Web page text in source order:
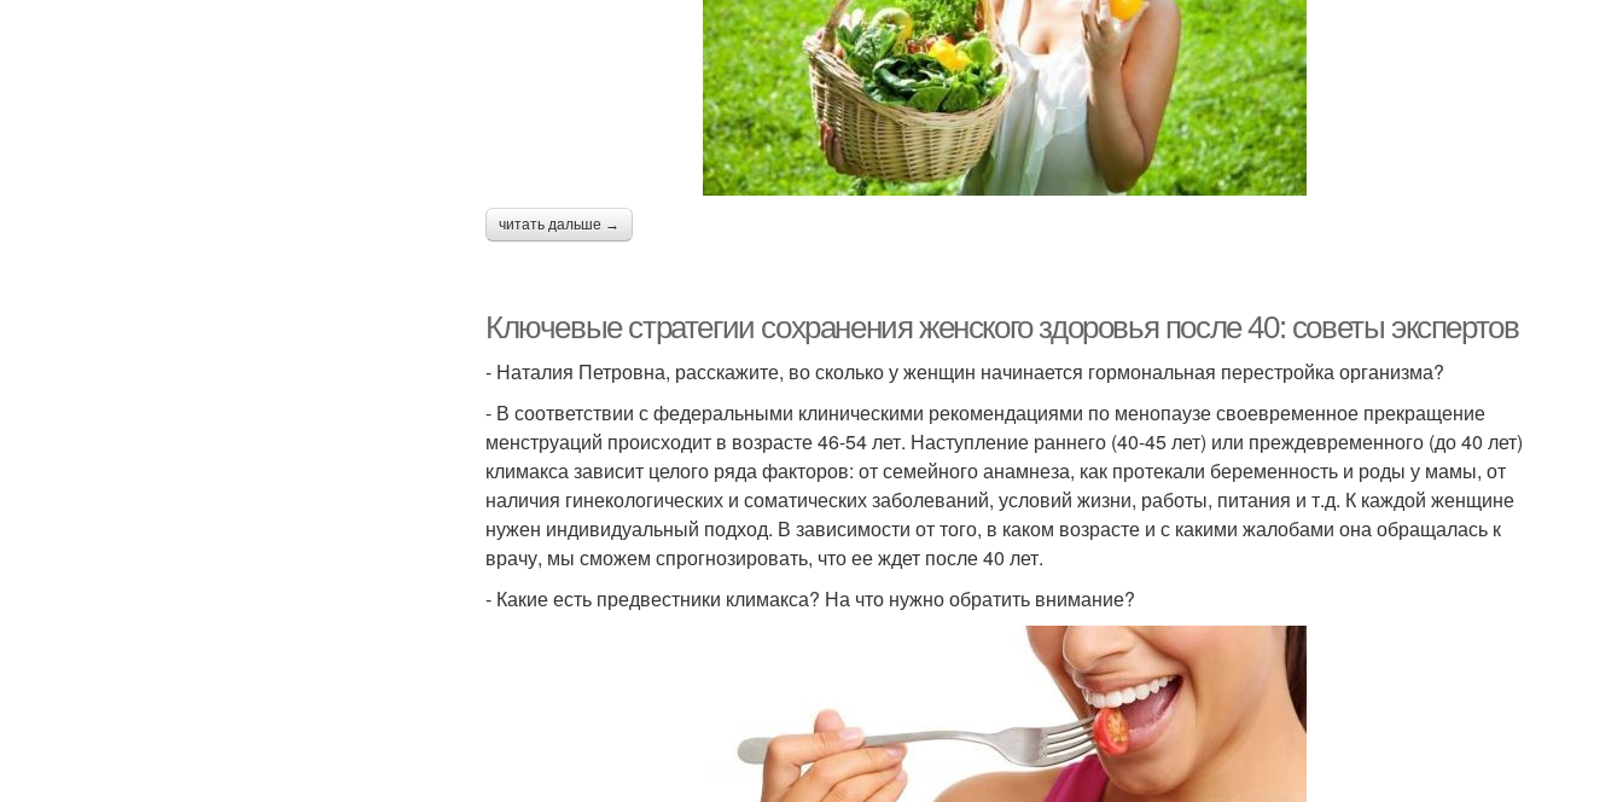
читать дальше →
Ключевые стратегии сохранения женского здоровья после 40: советы экспертов
- Наталия Петровна, расскажите, во сколько у женщин начинается гормональная перестройка организма?
- В соответствии с федеральными клиническими рекомендациями по менопаузе своевременное прекращение
менструаций происходит в возрасте 46-54 лет. Наступление раннего (40-45 лет) или преждевременного (до 40 лет)
климакса зависит целого ряда факторов: от семейного анамнеза, как протекали беременность и роды у мамы, от
наличия гинекологических и соматических заболеваний, условий жизни, работы, питания и т.д. К каждой женщине
нужен индивидуальный подход. В зависимости от того, в каком возрасте и с какими жалобами она обращалась к
врачу, мы сможем спрогнозировать, что ее ждет после 40 лет.
- Какие есть предвестники климакса? На что нужно обратить внимание?